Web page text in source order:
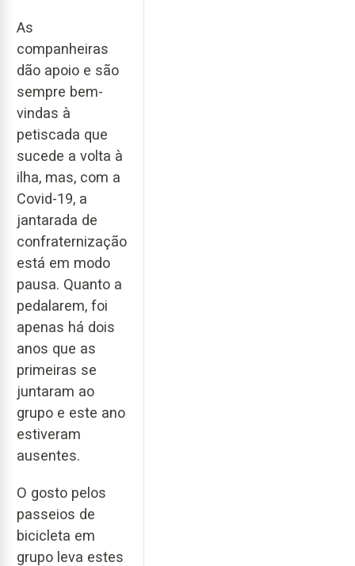
As
companheiras
dão apoio e são
sempre bem-
vindas à
petiscada que
sucede a volta à
ilha, mas, com a
Covid-19, a
jantarada de
confraternização
está em modo
pausa. Quanto a
pedalarem, foi
apenas há dois
anos que as
primeiras se
juntaram ao
grupo e este ano
estiveram
ausentes.
O gosto pelos
passeios de
bicicleta em
grupo leva estes